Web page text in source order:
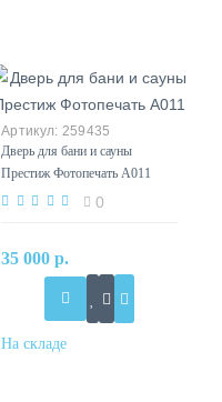
259435
Дверь для бани и сауны
Престиж Фотопечать А011
0
35 000 р.